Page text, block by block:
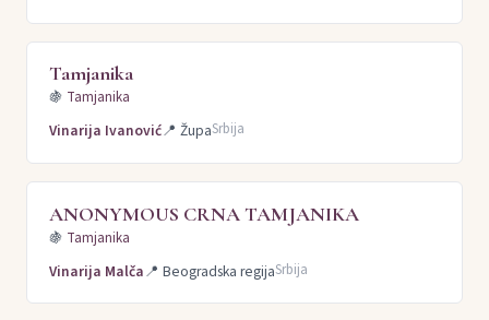
Tamjanika
🍇 Tamjanika
Vinarija Ivanović📍 ŽupaSrbija
ANONYMOUS CRNA TAMJANIKA
🍇 Tamjanika
Vinarija Malča📍 Beogradska regijaSrbija